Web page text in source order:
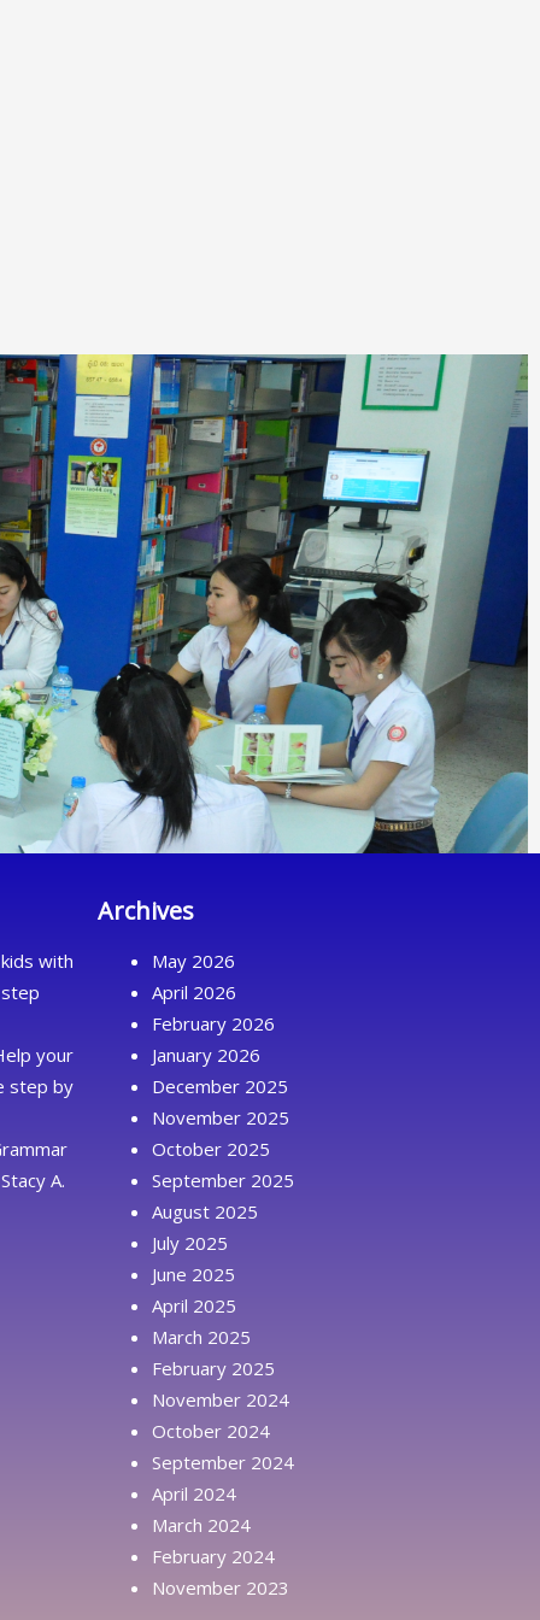
with
your
step by
A.
Archives
May 2026
April 2026
February 2026
January 2026
December 2025
November 2025
October 2025
September 2025
August 2025
July 2025
June 2025
April 2025
March 2025
February 2025
November 2024
October 2024
September 2024
April 2024
March 2024
February 2024
November 2023